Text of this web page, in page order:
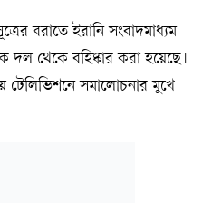
বরাতে ইরানি সংবাদমাধ্যম
থেকে বহিষ্কার করা হয়েছে।
টেলিভিশনে সমালোচনার মুখে